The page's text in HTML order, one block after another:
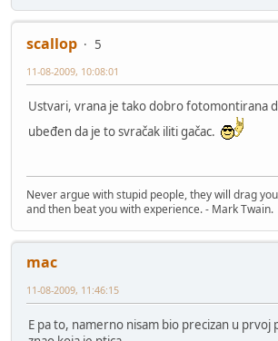
scallop
5
11-08-2009, 10:08:01
Ustvari, vrana je tako dobro fotomontirana
ubeđen da je to svračak iliti gačac.
Never argue with stupid people, they will drag
and then beat you with experience. - Mark Twain.
mac
11-08-2009, 11:46:15
E pa to, namerno nisam bio precizan u prvoj